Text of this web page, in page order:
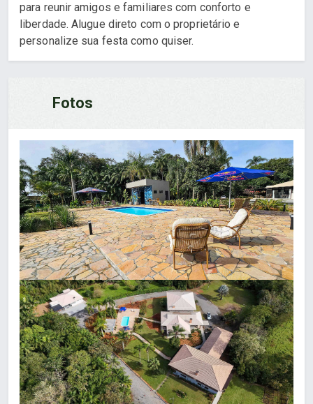
para reunir amigos e familiares com conforto e
liberdade. Alugue direto com o proprietário e
personalize sua festa como quiser.
Fotos